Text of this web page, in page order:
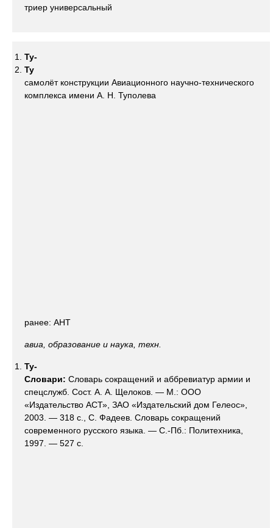
триер универсальный
Ту-
Ту
самолёт конструкции Авиационного научно-технического
комплекса имени А. Н. Туполева
ранее: АНТ
авиа, образование и наука, техн.
Ту-
Словари: Словарь сокращений и аббревиатур армии и
спецслужб. Сост. А. А. Щелоков. — М.: ООО
«Издательство АСТ», ЗАО «Издательский дом Гелеос»,
2003. — 318 с., С. Фадеев. Словарь сокращений
современного русского языка. — С.-Пб.: Политехника,
1997. — 527 с.